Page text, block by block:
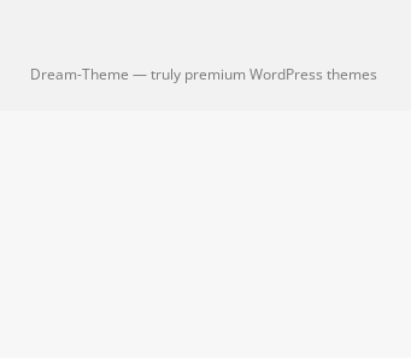
Dream-Theme — truly premium WordPress themes